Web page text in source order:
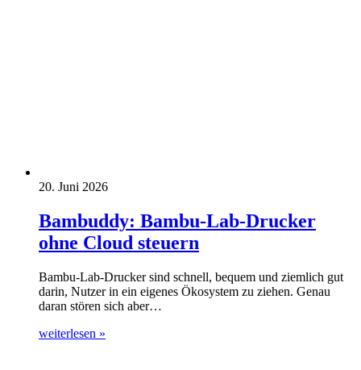
20. Juni 2026
Bambuddy: Bambu-Lab-Drucker
ohne Cloud steuern
Bambu-Lab-Drucker sind schnell, bequem und ziemlich gut
darin, Nutzer in ein eigenes Ökosystem zu ziehen. Genau
daran stören sich aber…
weiterlesen »